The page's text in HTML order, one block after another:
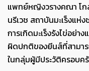
แพทย์หญิงวรางคณา โกล
นรีเวช สถาบันมะเร็งแห่
การเกิดมะเร็งรังไข่อย่
ผิดปกติของยีนส์ที่สามา
ในกลุ่มผู้มีประวัติครอบครั